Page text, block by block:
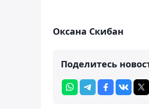
Оксана Скибан
Поделитесь